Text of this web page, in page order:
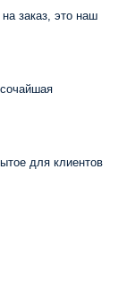
заказ, это наш
для клиентов